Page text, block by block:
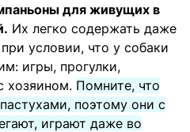
для живущих в
Их легко содержать даже
условии, что у собаки
игры, прогулки,
хозяином. Помните, что
поэтому они с
играют даже во